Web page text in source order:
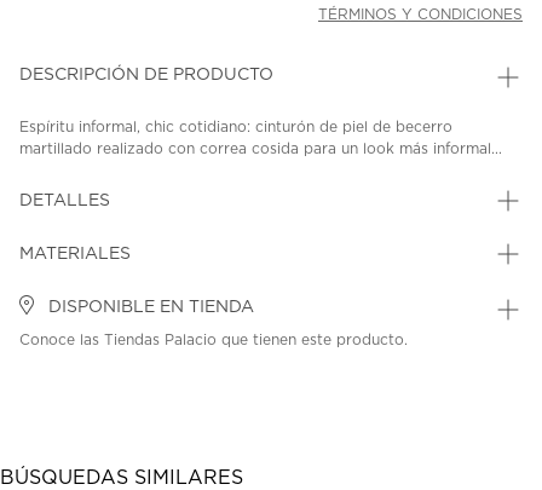
TÉRMINOS Y CONDICIONES
DESCRIPCIÓN DE PRODUCTO
Espíritu informal, chic cotidiano: cinturón de piel de becerro
martillado realizado con correa cosida para un look más informal...
DETALLES
MATERIALES
DISPONIBLE EN TIENDA
Conoce las Tiendas Palacio que tienen este producto.
BÚSQUEDAS SIMILARES